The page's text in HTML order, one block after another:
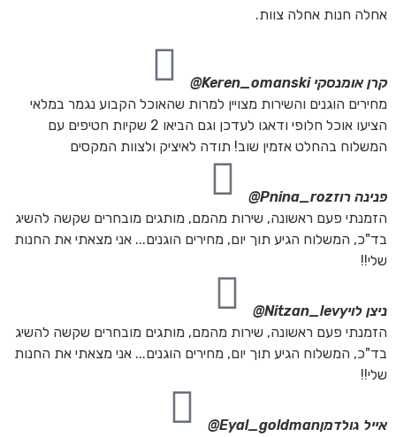
אחלה חנות אחלה צוות.
קרן אומנסקיKeren_omanski@
מחירים הוגנים והשירות מצויין למרות שהאוכל הקבוע נגמר במלאי
הציעו אוכל חלופי ודאגו לעדכן וגם הביאו 2 שקיות חטיפים עם
המשלוח בהחלט אזמין שוב! תודה לאיציק ולצוות המקסים
פנינה רוזPnina_roz@
הזמנתי פעם ראשונה, שירות מהמם, מותגים מובחרים שקשה להשיג
בד"כ, המשלוח הגיע תוך יום, מחירים הוגנים... אני מצאתי את החנות
שלי!!
ניצן לויNitzan_levy@
הזמנתי פעם ראשונה, שירות מהמם, מותגים מובחרים שקשה להשיג
בד"כ, המשלוח הגיע תוך יום, מחירים הוגנים... אני מצאתי את החנות
שלי!!
אייל גולדמןEyal_goldman@